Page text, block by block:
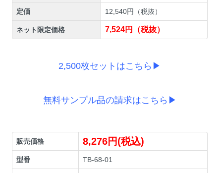
定価 12,540円（税抜）
ネット限定価格 7,524円（税抜）
2,500枚セットはこちら▶
無料サンプル品の請求はこちら▶
販売価格 8,276円(税込)
型番 TB-68-01